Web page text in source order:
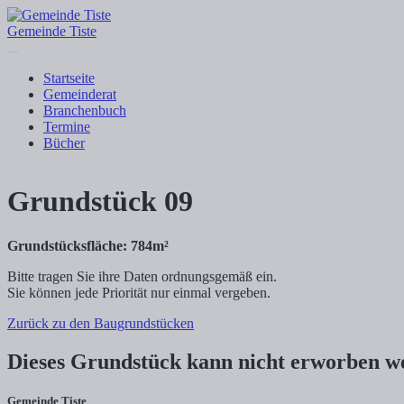
Gemeinde Tiste
Startseite
Gemeinderat
Branchenbuch
Termine
Bücher
+
−
Grundstück 09
Grundstücksfläche: 784m²
Bitte tragen Sie ihre Daten ordnungsgemäß ein.
Sie können jede Priorität nur einmal vergeben.
Zurück zu den Baugrundstücken
Dieses Grundstück kann nicht erworben
Gemeinde Tiste